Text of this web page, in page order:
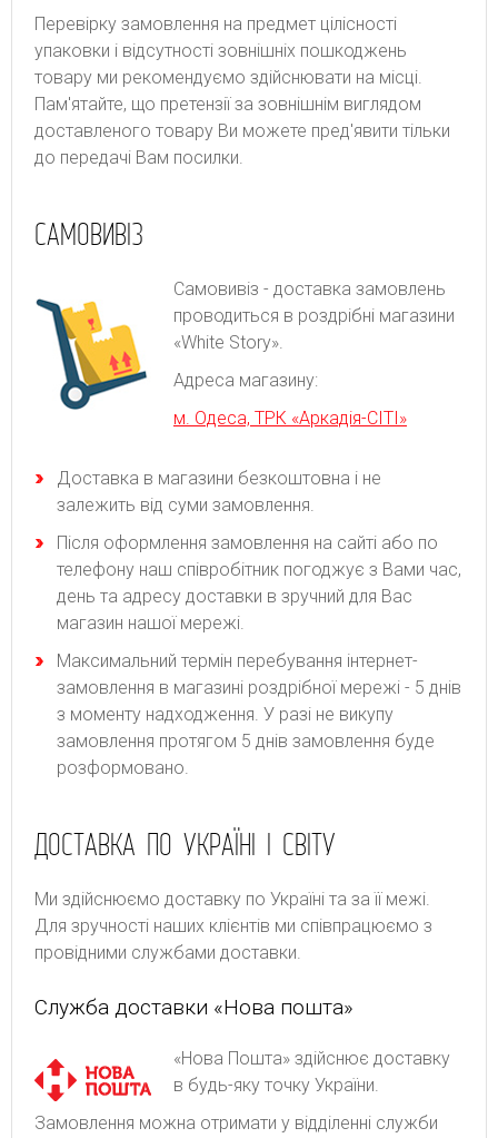
Перевірку замовлення на предмет цілісності
упаковки і відсутності зовнішніх пошкоджень
товару ми рекомендуємо здійснювати на місці.
Пам'ятайте, що претензії за зовнішнім виглядом
доставленого товару Ви можете пред'явити тільки
до передачі Вам посилки.
САМОВИВІЗ
Самовивіз - доставка замовлень
проводиться в роздрібні магазини
«White Story».
Адреса магазину:
м. Одеса, ТРК «Аркадія-СІТІ»
Доставка в магазини безкоштовна і не
залежить від суми замовлення.
Після оформлення замовлення на сайті або по
телефону наш співробітник погоджує з Вами час,
день та адресу доставки в зручний для Вас
магазин нашої мережі.
Максимальний термін перебування інтернет-
замовлення в магазині роздрібної мережі - 5 днів
з моменту надходження. У разі не викупу
замовлення протягом 5 днів замовлення буде
розформовано.
ДОСТАВКА ПО УКРАЇНІ І СВІТУ
Ми здійснюємо доставку по Україні та за її межі.
Для зручності наших клієнтів ми співпрацюємо з
провідними службами доставки.
Служба доставки «Нова пошта»
«Нова Пошта» здійснює доставку
в будь-яку точку України.
Замовлення можна отримати у відділенні служби